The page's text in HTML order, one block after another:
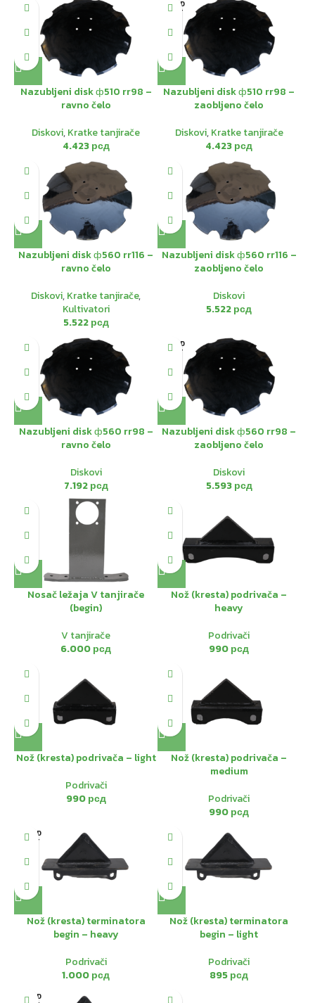
Nazubljeni disk ф510 rr98 –
ravno čelo
Diskovi,Kratke tanjirače
4.423рсд
SOLD
OUT
Nazubljeni disk ф510 rr98 –
zaobljeno čelo
Diskovi,Kratke tanjirače
4.423рсд
Nazubljeni disk ф560 rr116 –
ravno čelo
Diskovi,Kratke tanjirače,
Kultivatori
5.522рсд
Nazubljeni disk ф560 rr116 –
zaobljeno čelo
Diskovi
5.522рсд
Nazubljeni disk ф560 rr98 –
ravno čelo
Diskovi
7.192рсд
SOLD
OUT
Nazubljeni disk ф560 rr98 –
zaobljeno čelo
Diskovi
5.593рсд
Nosač ležaja V tanjirače
(begin)
V tanjirače
6.000рсд
Nož (kresta) podrivača –
heavy
Podrivači
990рсд
Nož (kresta) podrivača – light
Podrivači
990рсд
Nož (kresta) podrivača –
medium
Podrivači
990рсд
SOLD
OUT
Nož (kresta) terminatora
begin – heavy
Podrivači
1.000рсд
Nož (kresta) terminatora
begin – light
Podrivači
895рсд
SOLD
-12%